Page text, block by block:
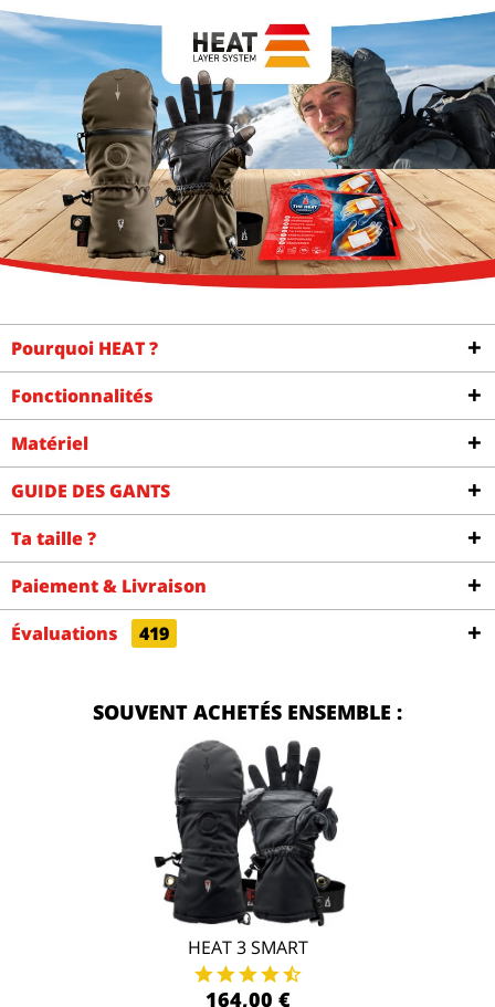
Pourquoi HEAT ?
Fonctionnalités
Matériel
GUIDE DES GANTS
Ta taille ?
Paiement & Livraison
Évaluations
419
SOUVENT ACHETÉS ENSEMBLE :
HEAT 3 SMART
164,00 €